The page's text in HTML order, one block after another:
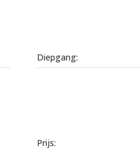
Diepgang:
Prijs: